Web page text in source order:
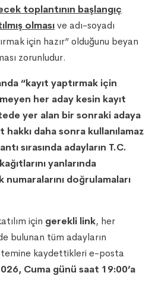
toplantının başlangıç
olmasıve adı-soyadı
için hazır” olduğunu beyan
zorunludur.
“kayıt yaptırmak için
her aday kesin kayıt
yer alan bir sonraki adaya
daha sonra kullanılamaz
sırasında adayların T.C.
yanlarında
doğrulamaları
için gerekli link, her
bulunan tüm adayların
kaydettikleri e-posta
Cuma günü saat 19:00’a